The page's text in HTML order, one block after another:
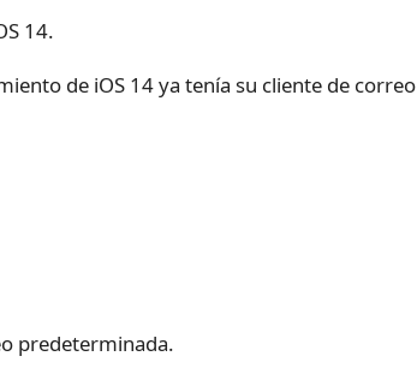
14.
de iOS 14 ya tenía su cliente de correo
predeterminada.